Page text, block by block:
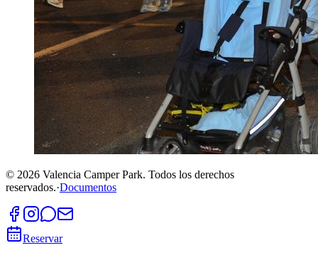
© 2026 Valencia Camper Park. Todos los derechos
reservados.·Documentos
Reservar